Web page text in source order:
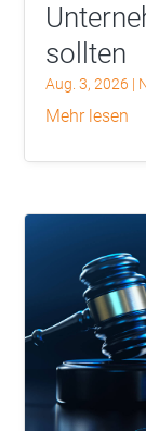
sollten
Aug. 3, 2026 |
mehr lesen